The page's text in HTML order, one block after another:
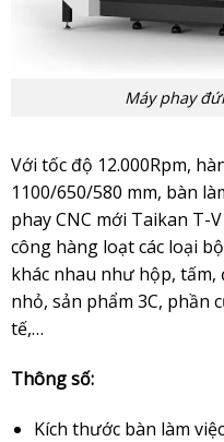
Máy phay
Với tốc độ 12.000Rpm,
1100/650/580 mm, bàn
phay CNC mới Taikan T-
công hàng loạt các loại
khác nhau như hộp, tấm,
nhỏ, sản phẩm 3C, phần
tế,…
Thông số:
Kích thước bàn làm